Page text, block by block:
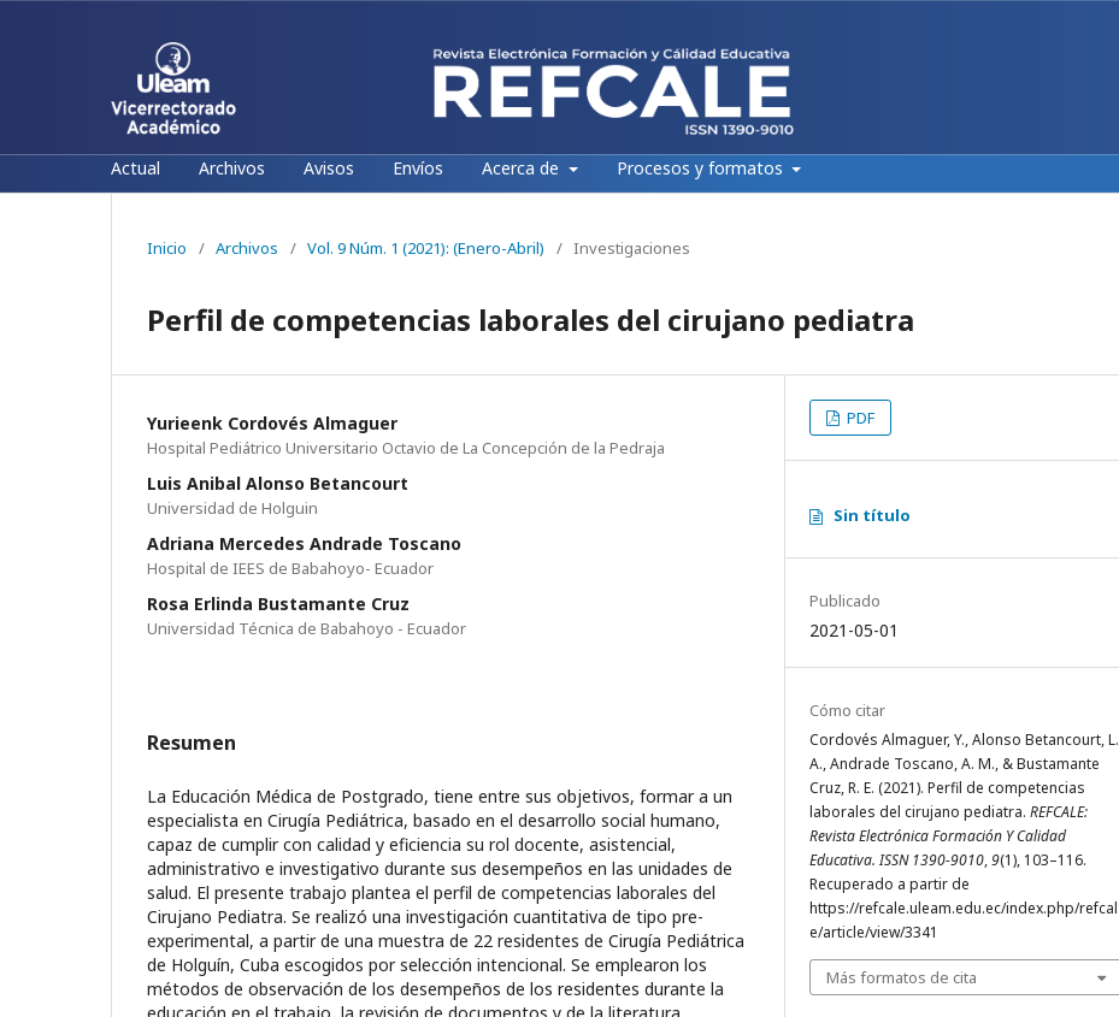
Actual Archivos Avisos Envíos Acerca de Procesos y formatos
Inicio / Archivos / Vol. 9 Núm. 1 (2021): (Enero-Abril) / Investigaciones
Perfil de competencias laborales del cirujano pediatra
Yurieenk Cordovés Almaguer
Hospital Pediátrico Universitario Octavio de La Concepción de la Pedraja
Luis Anibal Alonso Betancourt
Universidad de Holguin
Adriana Mercedes Andrade Toscano
Hospital de IEES de Babahoyo- Ecuador
Rosa Erlinda Bustamante Cruz
Universidad Técnica de Babahoyo - Ecuador
Resumen
La Educación Médica de Postgrado, tiene entre sus objetivos, formar a un
especialista en Cirugía Pediátrica, basado en el desarrollo social humano,
capaz de cumplir con calidad y eficiencia su rol docente, asistencial,
administrativo e investigativo durante sus desempeños en las unidades de
salud. El presente trabajo plantea el perfil de competencias laborales del
Cirujano Pediatra. Se realizó una investigación cuantitativa de tipo pre-
experimental, a partir de una muestra de 22 residentes de Cirugía Pediátrica
de Holguín, Cuba escogidos por selección intencional. Se emplearon los
métodos de observación de los desempeños de los residentes durante la
PDF
Sin título
Publicado
2021-05-01
Cómo citar
Cordovés Almaguer, Y., Alonso Betancourt, L.
A., Andrade Toscano, A. M., & Bustamante
Cruz, R. E. (2021). Perfil de competencias
laborales del cirujano pediatra. REFCALE:
Revista Electrónica Formación Y Calidad
Educativa. ISSN 1390-9010,9(1), 103–116.
Recuperado a partir de
https://refcale.uleam.edu.ec/index.php/refcal
e/article/view/3341
Más formatos de cita